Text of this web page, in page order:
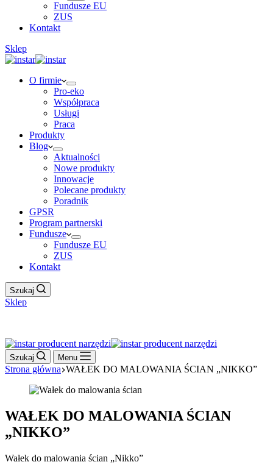
Fundusze EU
ZUS
Kontakt
Sklep
O firmie
Pro-eko
Współpraca
Usługi
Praca
Produkty
Blog
Aktualności
Nowe produkty
Innowacje
Polecane produkty
Poradnik
GPSR
Program partnerski
Fundusze
Fundusze EU
ZUS
Kontakt
Szukaj
Sklep
Szukaj Menu
Strona główna WAŁEK DO MALOWANIA ŚCIAN „NIKKO”
WAŁEK DO MALOWANIA ŚCIAN
„NIKKO”
Wałek do malowania ścian „Nikko”